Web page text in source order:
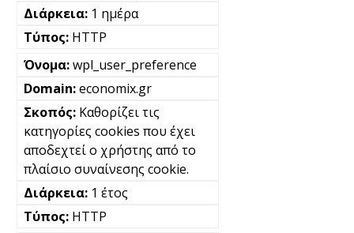
1 ημέρα
HTTP
wpl_user_preference
economix.gr
Καθορίζει τις
κατηγορίες cookies που έχει
αποδεχτεί ο χρήστης από το
πλαίσιο συναίνεσης cookie.
1 έτος
HTTP